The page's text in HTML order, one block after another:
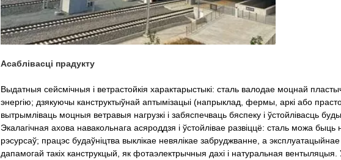
Асаблівасці прадукту
Выдатныя сейсмічныя і ветрастойкія характарыстыкі: сталь валодае моцнай
энергію; дзякуючы канструктыўнай аптымізацыі (напрыклад, фермы, аркі або
вытрымліваць моцныя ветравыя нагрузкі і забяспечваць бяспеку і ўстойлівасць
Экалагічная ахова навакольнага асяроддзя і ўстойлівае развіццё: сталь можа
рэсурсаў; працэс будаўніцтва выклікае невялікае забруджванне, а
дапамогай такіх канструкцый, як фотаэлектрычныя дахі і натуральная